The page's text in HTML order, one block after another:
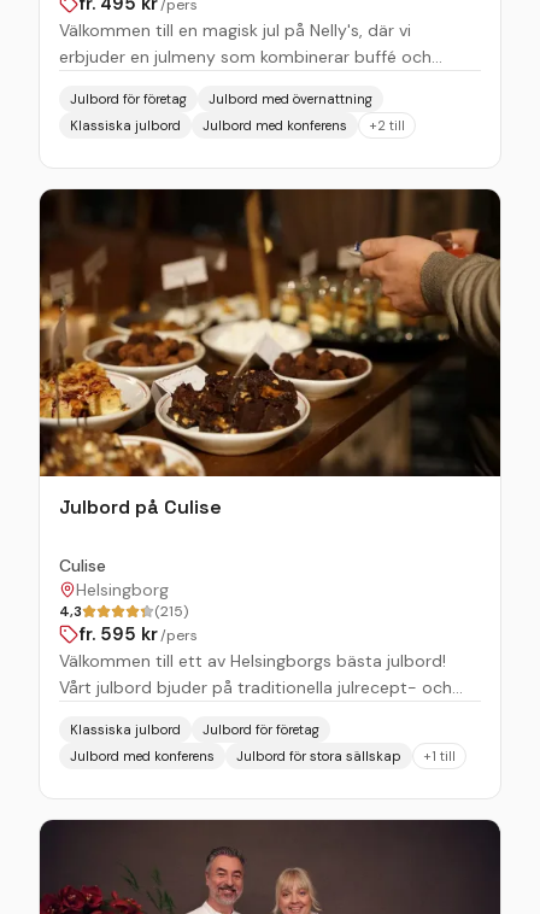
/pers
Välkommen till en magisk jul på Nelly's, där vi
erbjuder en julmeny som kombinerar buffé och
och stämningsfull julmusik. Mellan den 28 november
och 14 december, varje torsdag, fredag och lördag,
öppnar vi dörrarna för er att njuta av en oförglömlig
kväll. Vi inleder kvällen med att bjuda på glögg i vår
mysiga bar och lounge, där ni kan varva ner och
njuta av den härliga julstämningen. Därefter serveras
en förrättsbuffé med ett urval av det bästa från det
traditionella julbordet. Njut sedan av ert val av
varmrätt med juliga smaker, serverad direkt vid ert
bord i vår mysiga restaurang. Ingen julmiddag är
komplett utan en härlig avslutning. På Nelly's avslutar
vi med vårt "gottebord" – en lockande dessertbuffé
som är fylld med sötsaker och delikatesser, den
perfekta finalen på en festlig måltid. Välkommen till
en magisk kväll i julens tecken!
Julbord för företag
Julbord med övernattning
Klassiska julbord
Julbord med konferens +2 till
Julbord på Culise
Culise
Helsingborg
4,3 (215)
fr. 595 kr/pers
Välkommen till ett av Helsingborgs bästa julbord!
Vårt julbord bjuder på traditionella julrecept- och
säsong. Njut av flera sorters inlagd sill, hemgjorda
köttbullar på Linderödssvin, vilt- och kallskuret,
revben, brunkål, en härlig ostvagn och mycket mer.
Maten är som alltid omsorgsfullt tillagad från
grunden med kvalitet och hållbart framställda
råvaror i fokus. Vi börjar kvällen med värmande glögg
och pepparkaka och avslutar med ett varv eller två
Klassiska julbord
Julbord för företag
Julbord med konferens
Julbord för stora sällskap +1 till